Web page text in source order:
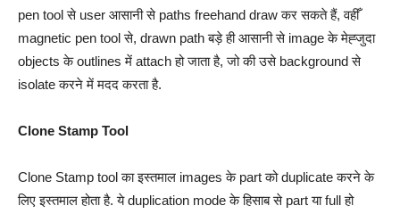
pen tool से user आसानी से paths freehand draw कर सकते हैं, वहीँ
magnetic pen tool से, drawn path बड़े ही आसानी से image के मेह्जुदा
objects के outlines में attach हो जाता है, जो की उसे background से
isolate करने में मदद करता है.
Clone Stamp Tool
Clone Stamp tool का इस्तमाल images के part को duplicate करने के
लिए इस्तमाल होता है. ये duplication mode के हिसाब से part या full हो